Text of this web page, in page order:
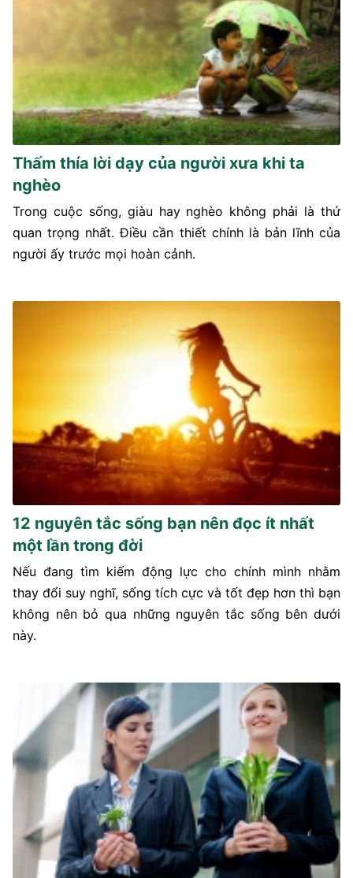
Thấm thía lời dạy của người xưa khi ta
nghèo
Trong cuộc sống, giàu hay nghèo không phải là thứ
quan trọng nhất. Điều cần thiết chính là bản lĩnh của
người ấy trước mọi hoàn cảnh.
12 nguyên tắc sống bạn nên đọc ít nhất
một lần trong đời
Nếu đang tìm kiếm động lực cho chính mình nhằm
thay đổi suy nghĩ, sống tích cực và tốt đẹp hơn thì bạn
không nên bỏ qua những nguyên tắc sống bên dưới
này.